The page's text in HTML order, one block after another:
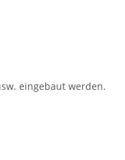
eingebaut werden.